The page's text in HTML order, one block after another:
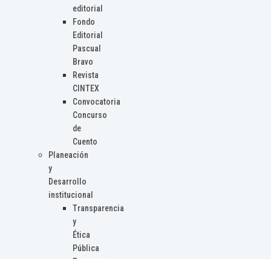
editorial
Fondo
Editorial
Pascual
Bravo
Revista
CINTEX
Convocatoria
Concurso
de
Cuento
Planeación
y
Desarrollo
institucional
Transparencia
y
Ética
Pública